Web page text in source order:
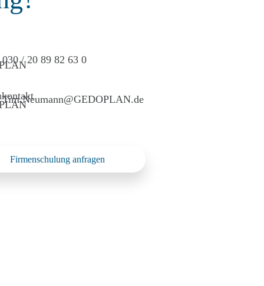
030 / 20 89 82 63 0
Tim.Neumann@GEDOPLAN.de
Firmenschulung anfragen